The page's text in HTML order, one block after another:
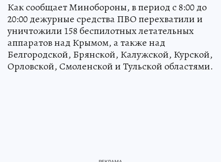
Как сообщает Минобороны, в период с 8:00 до
20:00 дежурные средства ПВО перехватили и
уничтожили 158 беспилотных летательных
аппаратов над Крымом, а также над
Белгородской, Брянской, Калужской, Курской,
Орловской, Смоленской и Тульской областями.